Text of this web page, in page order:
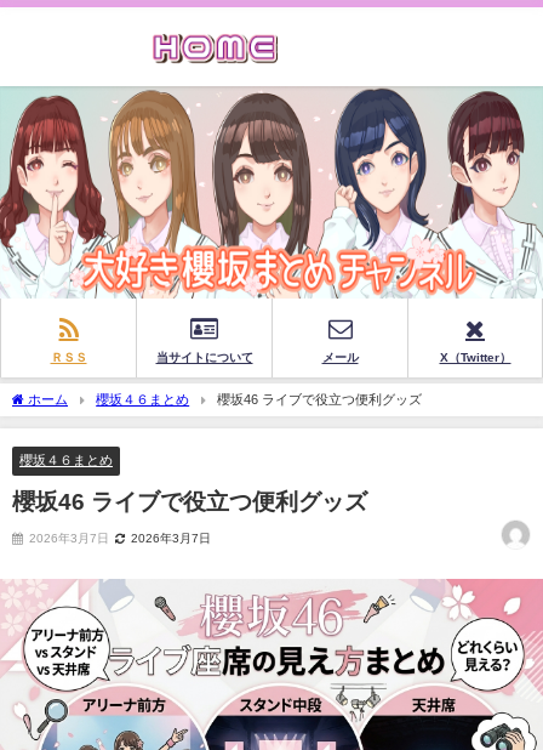
ＲＳＳ 当サイトについて メール X（Twitter）
ホーム 櫻坂４６まとめ 櫻坂46 ライブで役立つ便利グッズ
櫻坂４６まとめ
櫻坂46 ライブで役立つ便利グッズ
2026年3月7日 2026年3月7日